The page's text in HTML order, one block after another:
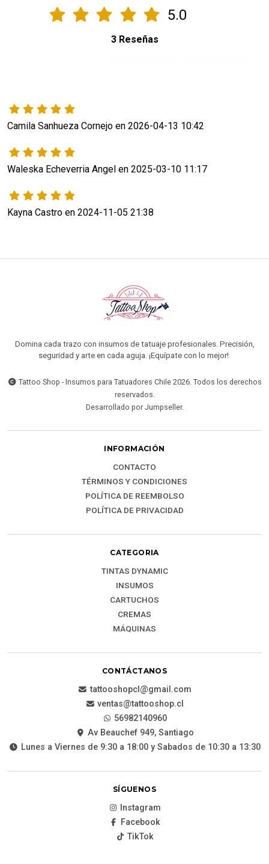
5.0
3 Reseñas
Camila Sanhueza Cornejo en 2026-04-13 10:42
Waleska Echeverria Angel en 2025-03-10 11:17
Kayna Castro en 2024-11-05 21:38
Domina cada trazo con insumos de tatuaje profesionales. Precisión,
seguridad y arte en cada aguja. ¡Equípate con lo mejor!
Tattoo Shop - Insumos para Tatuadores Chile 2026. Todos los derechos
reservados.
Desarrollado por Jumpseller.
INFORMACIÓN
CONTACTO
TÉRMINOS Y CONDICIONES
POLÍTICA DE REEMBOLSO
POLÍTICA DE PRIVACIDAD
CATEGORIA
TINTAS DYNAMIC
INSUMOS
CARTUCHOS
CREMAS
MÁQUINAS
CONTÁCTANOS
tattooshopcl@gmail.com
ventas@tattooshop.cl
56982140960
Av Beauchef 949, Santiago
Lunes a Viernes de 9:30 a 18:00 y Sabados de 10:30 a 13:30
SÍGUENOS
Instagram
Facebook
TikTok